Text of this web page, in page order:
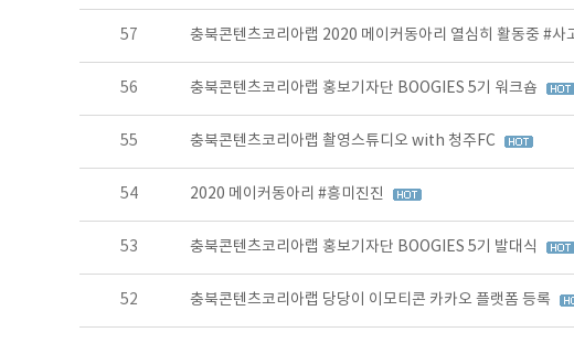
57 충북콘텐츠코리아랩 2020 메이커동아리 열심히 활동중 #사
56 충북콘텐츠코리아랩 홍보기자단 BOOGIES 5기 워크숍
55 충북콘텐츠코리아랩 촬영스튜디오 with 청주FC
54 2020 메이커동아리 #흥미진진
53 충북콘텐츠코리아랩 홍보기자단 BOOGIES 5기 발대식
52 충북콘텐츠코리아랩 당당이 이모티콘 카카오 플랫폼 등록